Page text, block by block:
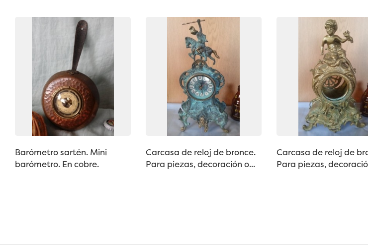
Barómetro sartén. Mini
barómetro. En cobre.
Carcasa de reloj de bronce.
Para piezas, decoración o...
Carcasa de reloj de
Para piezas,